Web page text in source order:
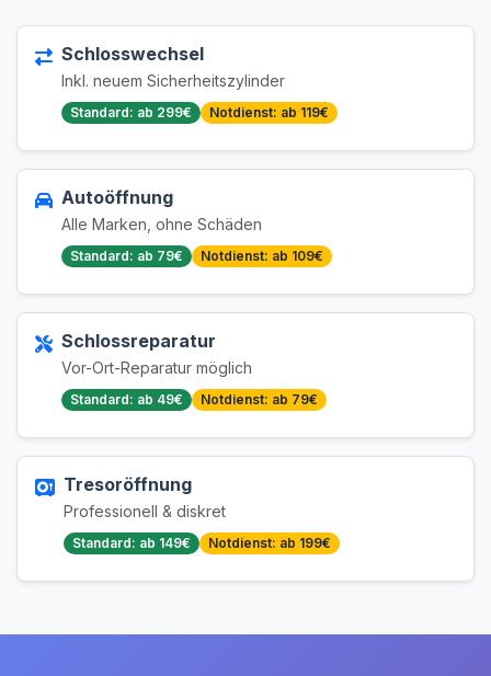
Schlosswechsel
Inkl. neuem Sicherheitszylinder
Standard: ab 299€ Notdienst: ab 119€
Autoöffnung
Alle Marken, ohne Schäden
Standard: ab 79€ Notdienst: ab 109€
Schlossreparatur
Vor-Ort-Reparatur möglich
Standard: ab 49€ Notdienst: ab 79€
Tresoröffnung
Professionell & diskret
Standard: ab 149€ Notdienst: ab 199€